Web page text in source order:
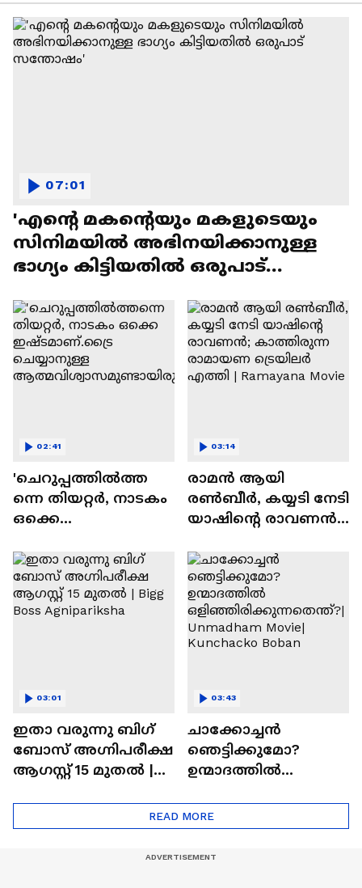
'എന്റെ മകന്റെയും മകളുടെയും
സിനിമയിൽ അഭിനയിക്കാനുള്ള
ഭാഗ്യം കിട്ടിയതിൽ ഒരുപാട്
07:01
'ചെറുപ്പത്തിൽത്ത
ന്നെ തിയറ്റർ, നാടകം
ഒക്കെ
ചെയ്യാനുള്ള
ആത്മവിശ്വാസമുണ്ടാ
യിരുന്നില്ല'
02:41
രാമന്‍ ആയി
രൺബീർ, കയ്യടി നേടി
യാഷിന്റെ രാവണൻ;
രാമായണ ട്രെയിലർ
എത്തി | Ramayana
Movie
03:14
ഇതാ വരുന്നു ബിഗ്
ബോസ് അഗ്നിപരീക്ഷ
ആഗസ്റ്റ് 15 മുതൽ |
03:01
ചാക്കോച്ചന്‍
ഞെട്ടിക്കുമോ?
ഉന്മാദത്തിൽ
ന്ത്?| Unmadham
Movie| Kunchacko
03:43
READ MORE